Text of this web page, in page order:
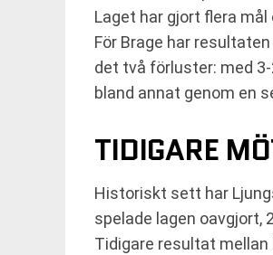
Laget har gjort flera
För Brage har
det två förluster: med
bland annat genom en
TIDIGARE
Historiskt sett har
spelade lagen oavgjort,
Tidigare resultat mellan